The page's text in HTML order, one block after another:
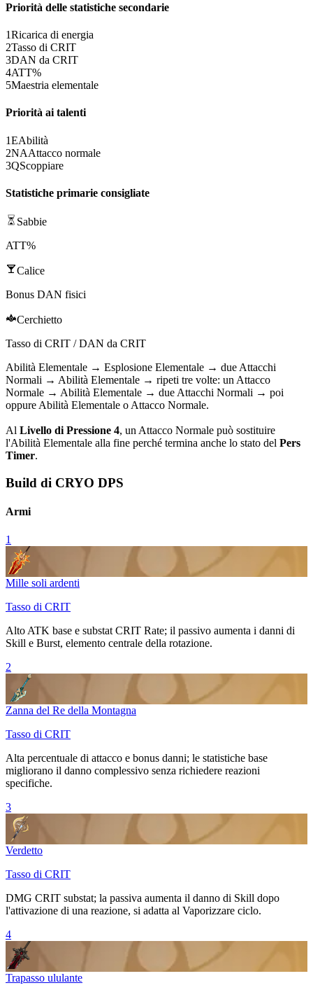
Priorità delle statistiche secondarie
1Ricarica di energia
2Tasso di CRIT
3DAN da CRIT
4ATT%
5Maestria elementale
Priorità ai talenti
1EAbilità
2NAAttacco normale
3QScoppiare
Statistiche primarie consigliate
Sabbie
ATT%
Calice
Bonus DAN fisici
Cerchietto
Tasso di CRIT / DAN da CRIT
Abilità Elementale → Esplosione Elementale → due Attacchi
Normali → Abilità Elementale → ripeti tre volte: un Attacco
Normale → Abilità Elementale → due Attacchi Normali → poi
oppure Abilità Elementale o Attacco Normale.
Al Livello di Pressione 4, un Attacco Normale può sostituire
l'Abilità Elementale alla fine perché termina anche lo stato del Pers
Timer.
Build di CRYO DPS
Armi
1
Mille soli ardenti
Tasso di CRIT
Alto ATK base e substat CRIT Rate; il passivo aumenta i danni di
Skill e Burst, elemento centrale della rotazione.
2
Zanna del Re della Montagna
Tasso di CRIT
Alta percentuale di attacco e bonus danni; le statistiche base
migliorano il danno complessivo senza richiedere reazioni
specifiche.
3
Verdetto
Tasso di CRIT
DMG CRIT substat; la passiva aumenta il danno di Skill dopo
l'attivazione di una reazione, si adatta al Vaporizzare ciclo.
4
Trapasso ululante